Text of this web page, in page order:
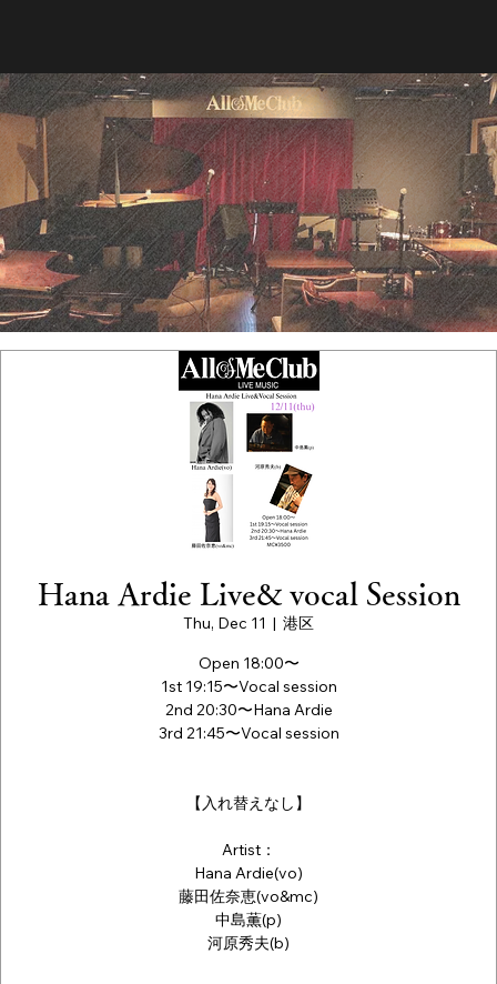
Hana Ardie Live& vocal Session
Thu, Dec 11
  |
港区
Open 18:00〜
1st 19:15〜Vocal session
2nd 20:30〜Hana Ardie
3rd 21:45〜Vocal session
【入れ替えなし】
Artist：
Hana Ardie(vo)
藤田佐奈恵(vo&mc)
中島薫(p)
河原秀夫(b)